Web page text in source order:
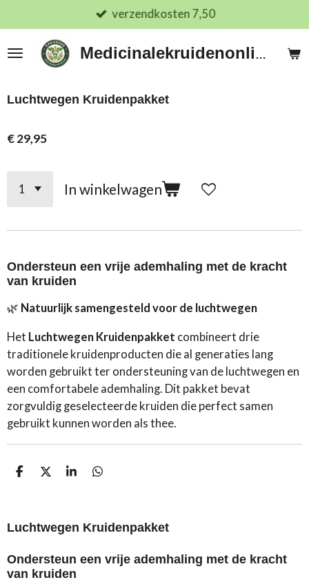
direct
naar
Medicinalekruidenonline.nl
verzendkosten 7,50
Luchtwegen Kruidenpakket
€ 29,95
In winkelwagen
Ondersteun een vrije ademhaling met de kracht
van kruiden
🌿 Natuurlijk samengesteld voor de luchtwegen
Het Luchtwegen Kruidenpakket combineert drie
traditionele kruidenproducten die al generaties lang
worden gebruikt ter ondersteuning van de luchtwegen en
een comfortabele ademhaling. Dit pakket bevat
zorgvuldig geselecteerde kruiden die perfect samen
gebruikt kunnen worden als thee.
D
n
D
S
e
D
n
Luchtwegen Kruidenpakket
Ondersteun een vrije ademhaling met de kracht
van kruiden